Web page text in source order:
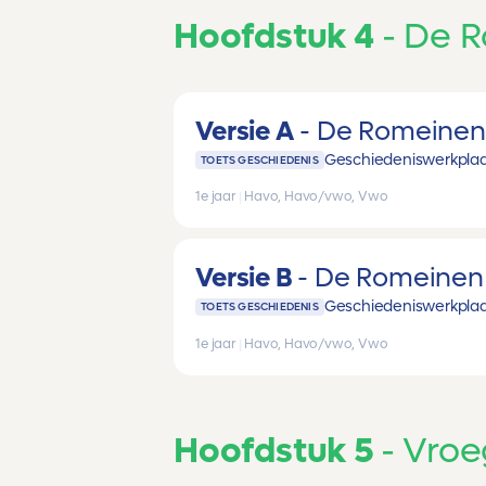
Hoofdstuk 4 De
Versie A De Romeinen
TOETS GESCHIEDENIS
1e jaar Havo, Havo/vwo, Vwo
Versie B De Romeinen
TOETS GESCHIEDENIS
1e jaar Havo, Havo/vwo, Vwo
Hoofdstuk 5